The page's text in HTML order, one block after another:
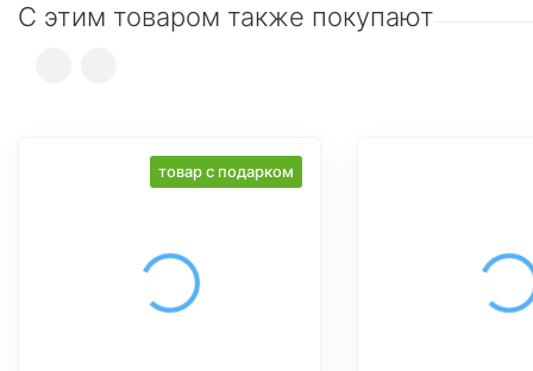
С этим товаром также покупают
товар с подарком